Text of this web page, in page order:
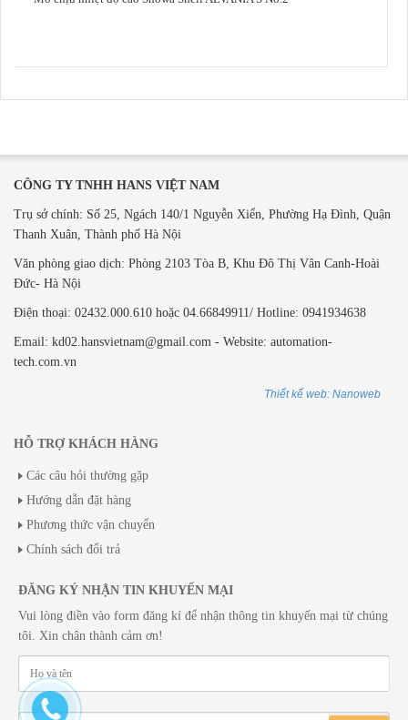
CÔNG TY TNHH HANS VIỆT NAM
Trụ sở chính: Số 25, Ngách 140/1 Nguyễn Xiển, Phường Hạ Đình, Quận
Thanh Xuân, Thành phố Hà Nội
Văn phòng giao dịch: ​Phòng 2103 Tòa B, Khu Đô Thị Vân Canh-Hoài
Đức- Hà Nội
Điện thoại: 02432.000.610 hoặc 04.66849911/ Hotline: 0941934638
Email: kd02.hansvietnam@gmail.com - Website: automation-
tech.com.vn
Thiết kế web: Nanoweb
HỖ TRỢ KHÁCH HÀNG
Các câu hỏi thường gặp
Hướng dẫn đặt hàng
Phương thức vận chuyển
Chính sách đổi trả
ĐĂNG KÝ NHẬN TIN KHUYẾN MẠI
Vui lòng điền vào form đăng kí để nhận thông tin khuyến mại từ chúng
tôi. Xin chân thành cảm ơn!